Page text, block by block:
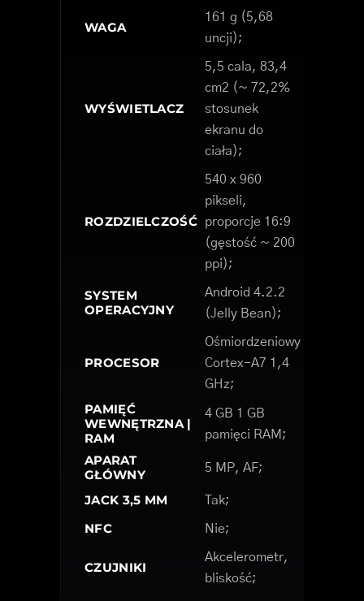
WAGA
161 g (5,68
uncji);
WYŚWIETLACZ
5,5 cala, 83,4
cm2 (~ 72,2%
stosunek
ekranu do
ciała);
ROZDZIELCZOŚĆ
540 x 960
pikseli,
proporcje 16:9
(gęstość ~ 200
ppi);
SYSTEM
OPERACYJNY
Android 4.2.2
(Jelly Bean);
PROCESOR
Ośmiordzeniowy
Cortex-A7 1,4
GHz;
PAMIĘĆ
WEWNĘTRZNA |
RAM
4 GB 1 GB
pamięci RAM;
APARAT
GŁÓWNY
5 MP, AF;
JACK 3,5 MM Tak;
NFC Nie;
CZUJNIKI
Akcelerometr,
bliskość;